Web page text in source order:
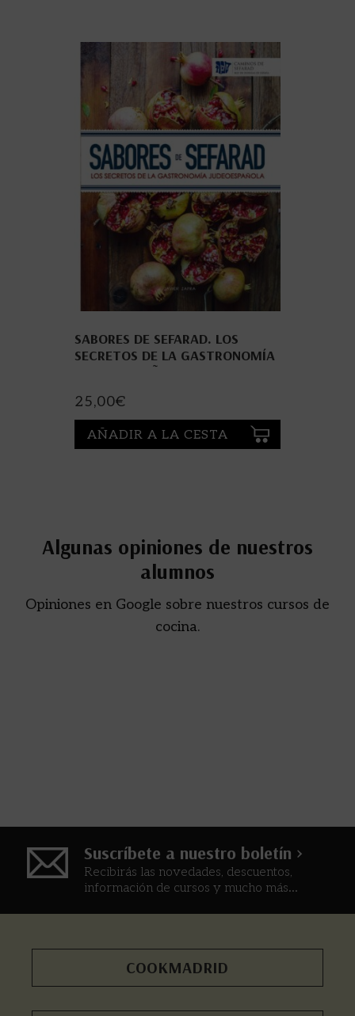
SABORES DE SEFARAD. LOS
SECRETOS DE LA GASTRONOMÍA
JUEDEOESPAÑOLA
25,00€
AÑADIR A LA CESTA
Algunas opiniones de nuestros
alumnos
Opiniones en Google sobre nuestros cursos de
cocina.
Suscríbete a nuestro boletín >
Recibirás las novedades, descuentos,
información de cursos y mucho más...
COOKMADRID